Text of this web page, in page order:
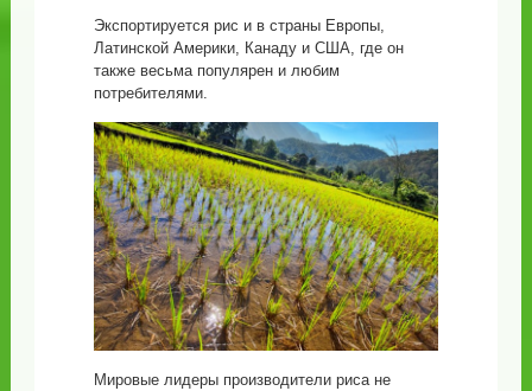
Экспортируется рис и в страны Европы,
Латинской Америки, Канаду и США, где он
также весьма популярен и любим
потребителями.
Мировые лидеры производители риса не